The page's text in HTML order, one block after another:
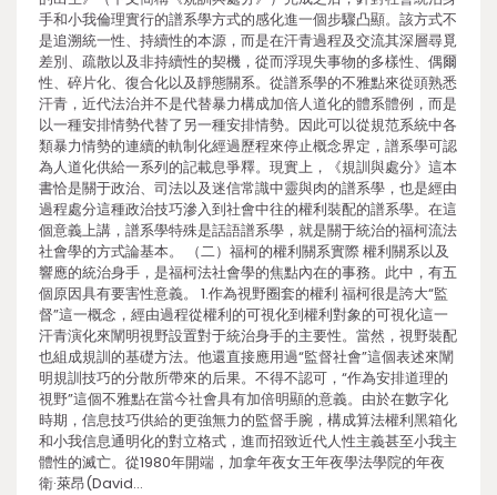
手和小我倫理實行的譜系學方式的感化進一個步驟凸顯。該方式不
是追溯統一性、持續性的本源，而是在汗青過程及交流其深層尋覓
差別、疏散以及非持續性的契機，從而浮現失事物的多樣性、偶爾
性、碎片化、復合化以及靜態關系。從譜系學的不雅點來從頭熟悉
汗青，近代法治并不是代替暴力構成加倍人道化的體系體例，而是
以一種安排情勢代替了另一種安排情勢。因此可以從規范系統中各
類暴力情勢的連續的軌制化經過歷程來停止概念界定，譜系學可認
為人道化供給一系列的記載息爭釋。現實上，《規訓與處分》這本
書恰是關于政治、司法以及迷信常識中靈與肉的譜系學，也是經由
過程處分這種政治技巧滲入到社會中往的權利裝配的譜系學。在這
個意義上講，譜系學特殊是話語譜系學，就是關于統治的福柯流法
社會學的方式論基本。 （二）福柯的權利關系實際 權利關系以及
響應的統治身手，是福柯法社會學的焦點內在的事務。此中，有五
個原因具有要害性意義。 1.作為視野圈套的權利 福柯很是誇大“監
督”這一概念，經由過程從權利的可視化到權利對象的可視化這一
汗青演化來闡明視野設置對于統治身手的主要性。當然，視野裝配
也組成規訓的基礎方法。他還直接應用過“監督社會”這個表述來闡
明規訓技巧的分散所帶來的后果。不得不認可，“作為安排道理的
視野”這個不雅點在當今社會具有加倍明顯的意義。由於在數字化
時期，信息技巧供給的更強無力的監督手腕，構成算法權利黑箱化
和小我信息通明化的對立格式，進而招致近代人性主義甚至小我主
體性的滅亡。從1980年開端，加拿年夜女王年夜學法學院的年夜
衛·萊昂(David…